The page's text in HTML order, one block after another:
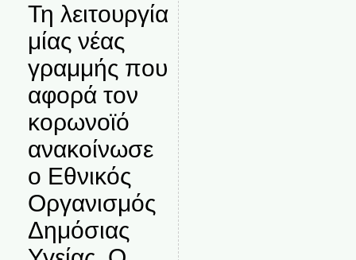
Τη λειτουργία
μίας νέας
γραμμής που
αφορά τον
κορωνοϊό
ανακοίνωσε
ο Εθνικός
Οργανισμός
Δημόσιας